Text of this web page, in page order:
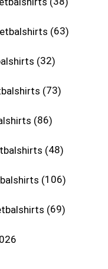
63
32
73
86
48
106
69